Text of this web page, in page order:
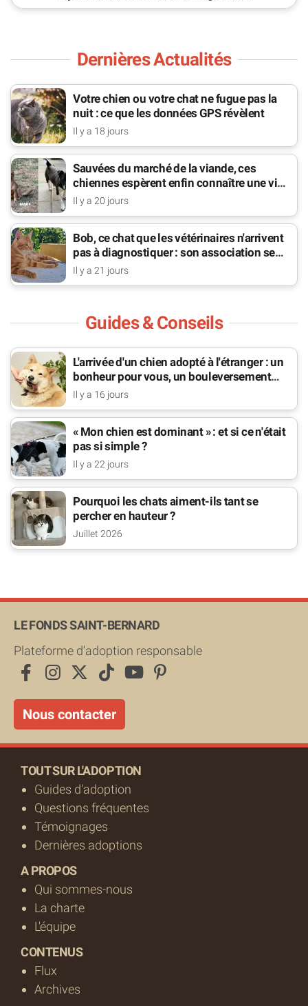
Dernières Actualités
Votre chien ou votre chat ne fugue pas la
nuit : ce que les données GPS révèlent
Il y a 18 jours
Sauvées du marché de la viande, ces
chiennes espèrent enfin connaître une vie
de famille
Il y a 20 jours
Bob, ce chat que les vétérinaires n'arrivent
pas à diagnostiquer : son association se
bat pour lui
Il y a 21 jours
Guides & Conseils
L'arrivée d'un chien adopté à l'étranger : un
bonheur pour vous, un bouleversement
pour lui
Il y a 16 jours
« Mon chien est dominant » : et si ce n'était
pas si simple ?
Il y a 22 jours
Pourquoi les chats aiment-ils tant se
percher en hauteur ?
Juillet 2026
LE FONDS SAINT-BERNARD
Plateforme d’adoption responsable
Nous contacter
TOUT SUR L'ADOPTION
Guides d'adoption
Questions fréquentes
Témoignages
Dernières adoptions
A PROPOS
Qui sommes-nous
La charte
L'équipe
CONTENUS
Flux
Archives